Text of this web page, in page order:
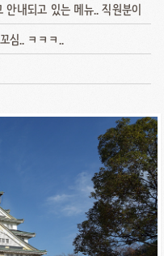
내되고 있는 메뉴.. 직원분이
심.. ㅋㅋㅋ..